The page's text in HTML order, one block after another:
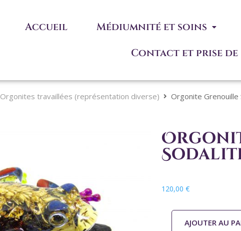
Accueil Médiumnité et soins
Contact et prise de
Orgonites travaillées (représentation diverse) Orgonite Grenouille
120,00 €
AJOUTER AU